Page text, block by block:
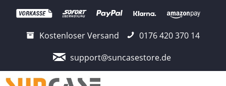
Kostenloser Versand
0176 420 370 14
support@suncasestore.de